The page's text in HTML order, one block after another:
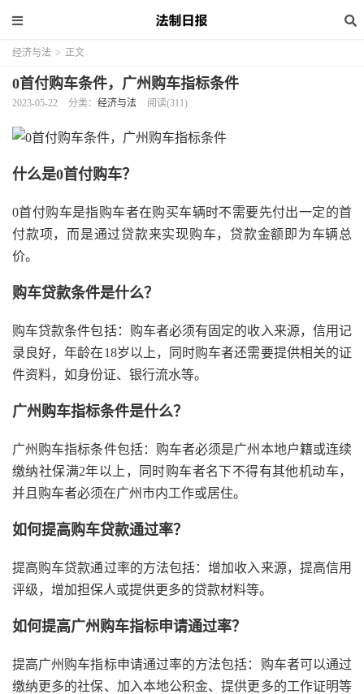
经济与法 > 正文
0首付购车条件，广州购车指标条件
2023-05-22 分类： 经济与法 阅读(311)
什么是0首付购车？
0首付购车是指购车者在购买车辆时不需要先付出一定的首
付款项，而是通过贷款来实现购车，贷款金额即为车辆总
价。
购车贷款条件是什么？
购车贷款条件包括：购车者必须有固定的收入来源，信用记
录良好，年龄在18岁以上，同时购车者还需要提供相关的证
件资料，如身份证、银行流水等。
广州购车指标条件是什么？
广州购车指标条件包括：购车者必须是广州本地户籍或连续
缴纳社保满2年以上，同时购车者名下不得有其他机动车，
并且购车者必须在广州市内工作或居住。
如何提高购车贷款通过率？
提高购车贷款通过率的方法包括：增加收入来源，提高信用
评级，增加担保人或提供更多的贷款材料等。
如何提高广州购车指标申请通过率？
提高广州购车指标申请通过率的方法包括：购车者可以通过
缴纳更多的社保、加入本地公积金、提供更多的工作证明等